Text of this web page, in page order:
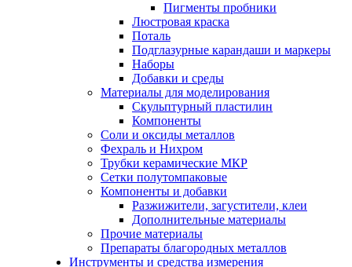
Пигменты пробники
Люстровая краска
Поталь
Подглазурные карандаши и маркеры
Наборы
Добавки и среды
Материалы для моделирования
Скульптурный пластилин
Компоненты
Соли и оксиды металлов
Фехраль и Нихром
Трубки керамические МКР
Сетки полутомпаковые
Компоненты и добавки
Разжижители, загустители, клеи
Дополнительные материалы
Прочие материалы
Препараты благородных металлов
Инструменты и средства измерения